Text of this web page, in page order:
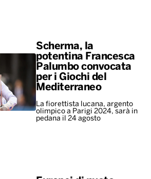
Scherma, la
potentina Francesca
Palumbo convocata
per i Giochi del
Mediterraneo
La fiorettista lucana, argento
olimpico a Parigi 2024, sarà in
pedana il 24 agosto